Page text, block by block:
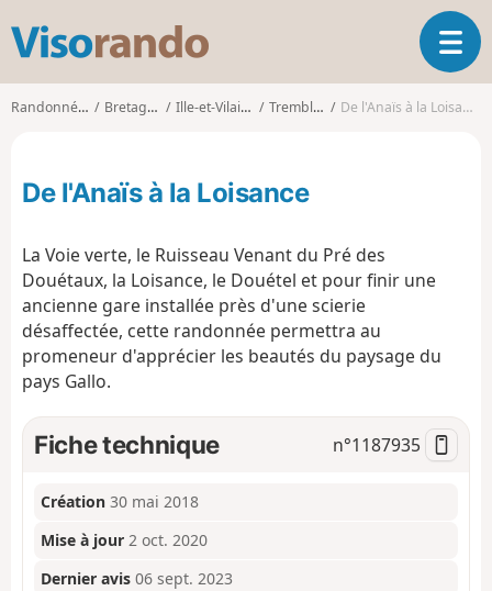
s
o
d
O
u
o
Randonnées Bretagne Ille-et-Vilaine Tremblay De l'Anaïs à la Loisance
De l'Anaïs à la Loisance
La Voie verte, le Ruisseau Venant du Pré des
Douétaux, la Loisance, le Douétel et pour finir une
ancienne gare installée près d'une scierie
désaffectée, cette randonnée permettra au
promeneur d'apprécier les beautés du paysage du
pays Gallo.
Fiche technique n°1187935
Création 30 mai 2018
Mise à jour 2 oct. 2020
Dernier avis 06 sept. 2023